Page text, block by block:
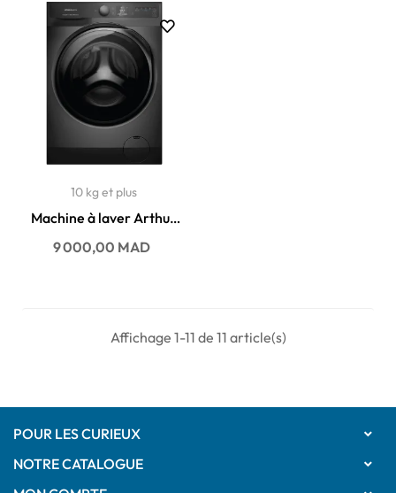
10 kg et plus
Machine à laver Arthur
martin 13KG 1400 t/min...
Prix
9 000,00 MAD
Affichage 1-11 de 11 article(s)
POUR LES CURIEUX 
NOTRE CATALOGUE 